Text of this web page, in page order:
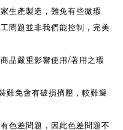
生產製造，難免有些微瑕
問題並非我們能控制，完美
品嚴重影響使用/著用之瑕
難免會有破損擠壓，較難避
色差問題，因此色差問題不